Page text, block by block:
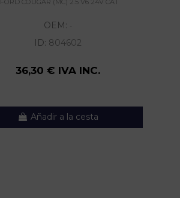
FORD COUGAR (MC) 2.5 V6 24V CAT
OEM: -
ID: 804602
36,30 € IVA INC.
Añadir a la cesta